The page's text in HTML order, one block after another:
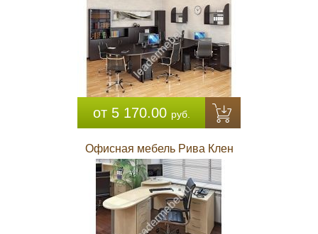
от 5 170.00 руб.
Офисная мебель Рива Клен